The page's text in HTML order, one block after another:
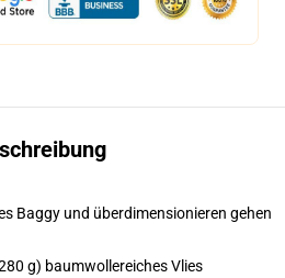
Baggy und überdimensionieren gehen
g) baumwollereiches Vlies